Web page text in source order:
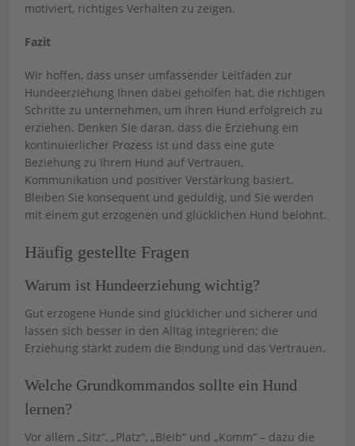
motiviert, richtiges Verhalten zu zeigen.
Fazit
Wir hoffen, dass unser umfassender Leitfaden zur
Hundeerziehung Ihnen dabei geholfen hat, die richtigen
Schritte zu unternehmen, um Ihren Hund erfolgreich zu
erziehen. Denken Sie daran, dass die Erziehung ein
kontinuierlicher Prozess ist und dass eine gute
Beziehung zu Ihrem Hund auf Vertrauen,
Kommunikation und positiver Verstärkung basiert.
Bleiben Sie konsequent und geduldig, und Sie werden
mit einem gut erzogenen und glücklichen Hund belohnt.
Häufig gestellte Fragen
Warum ist Hundeerziehung wichtig?
Gut erzogene Hunde sind glücklicher und sicherer und
lassen sich besser in den Alltag integrieren; die
Erziehung stärkt zudem die Bindung und das Vertrauen.
Welche Grundkommandos sollte ein Hund
lernen?
Vor allem „Sitz“, „Platz“, „Bleib“ und „Komm“ – dazu die